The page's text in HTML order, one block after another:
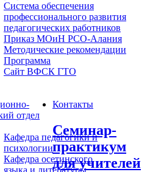
Система обеспечения
профессионального развития
педагогических работников
Приказ МОиН РСО-Алания
Методические рекомендации
Программа
Сайт ВФСК ГТО
отдел
Кафедра педагогики и
психологии
Кафедра осетинского
языка и литературы
Контакты
Семинар-
практикум
для учителей